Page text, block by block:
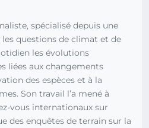
spécialisé depuis une
les questions de climat et de
les évolutions
liées aux changements
des espèces et à la
Son travail l’a mené à
vous internationaux sur
des enquêtes de terrain sur la